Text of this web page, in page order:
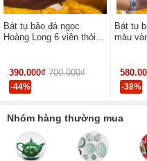
Bát tụ bảo đá ngọc
Hoàng Long 6 viên thỏi
390.000₫ 700.000₫
-44%
Bát tụ
màu
-38%
Nhóm hàng thường mua